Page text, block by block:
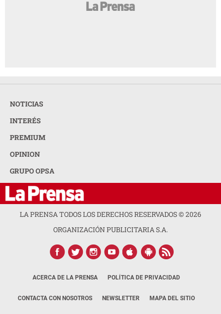
NOTICIAS
INTERÉS
PREMIUM
OPINION
GRUPO OPSA
LA PRENSA TODOS LOS DERECHOS RESERVADOS ©2026
ORGANIZACIÓN PUBLICITARIA S.A.
ACERCA DE LA PRENSA POLÍTICA DE PRIVACIDAD
CONTACTA CON NOSOTROS NEWSLETTER MAPA DEL SITIO